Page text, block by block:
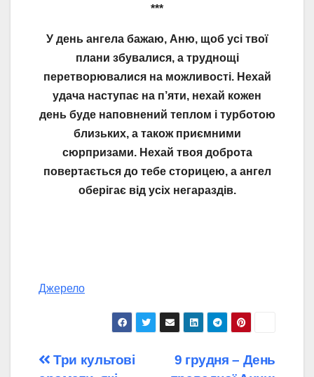
***
У день ангела бажаю, Аню, щоб усі твої
плани збувалися, а труднощі
перетворювалися на можливості. Нехай
удача наступає на п’яти, нехай кожен
день буде наповнений теплом і турботою
близьких, а також приємними
сюрпризами. Нехай твоя доброта
повертається до тебе сторицею, а ангел
оберігає від усіх негараздів.
Джерело
Навігація
9 грудня – День
Три культові